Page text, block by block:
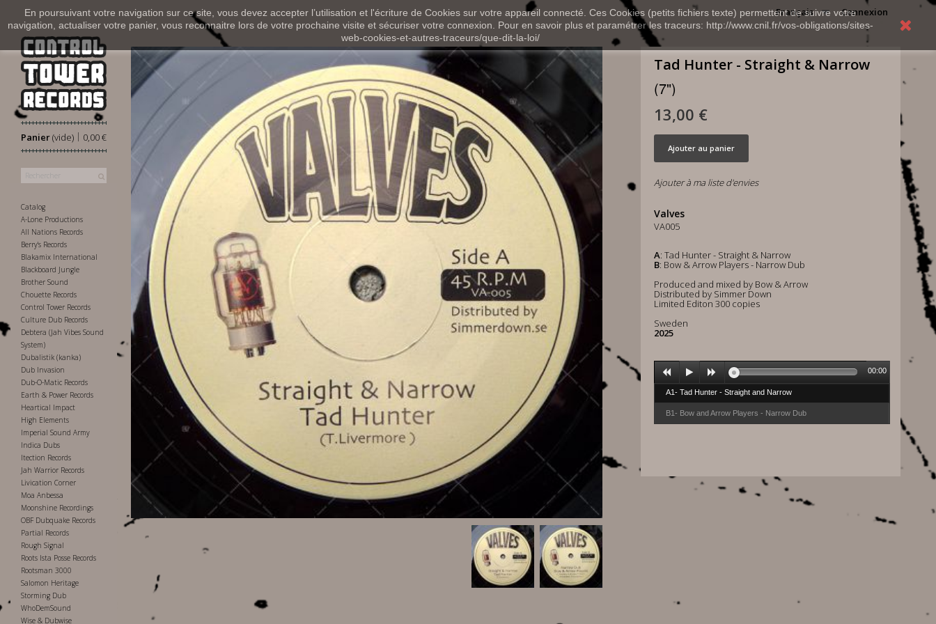
En poursuivant votre navigation sur ce site, vous devez accepter l’utilisation et l'écriture de Cookies sur votre appareil connecté. Ces Cookies (petits fichiers texte) permettent de suivre votre
navigation, actualiser votre panier, vous reconnaitre lors de votre prochaine visite et sécuriser votre connexion. Pour en savoir plus et paramétrer les traceurs: http://www.cnil.fr/vos-obligations/sites-
web-cookies-et-autres-traceurs/que-dit-la-loi/
Connexion
Français
Panier 0,00 €
|
(vide)
Catalog
A-Lone Productions
All Nations Records
Berry's Records
Blakamix International
Blackboard Jungle
Brother Sound
Chouette Records
Control Tower Records
Culture Dub Records
Debtera (Jah Vibes Sound
System)
Dubalistik (kanka)
Dub Invasion
Dub-O-Matic Records
Earth & Power Records
Heartical Impact
High Elements
Imperial Sound Army
Indica Dubs
Itection Records
Jah Warrior Records
Livication Corner
Moa Anbessa
Moonshine Recordings
OBF Dubquake Records
Partial Records
Rough Signal
Roots Ista Posse Records
Rootsman 3000
Salomon Heritage
Storming Dub
WhoDemSound
Wise & Dubwise
Tad Hunter - Straight & Narrow
(7")
13,00 €
Ajouter au panier
Ajouter à ma liste d'envies
Valves
VA005
A: Tad Hunter - Straight & Narrow
B: Bow & Arrow Players - Narrow Dub
Produced and mixed by Bow & Arrow
Distributed by Simmer Down
Limited Editon 300 copies
Sweden
2025
A1- Tad Hunter - Straight and Narrow
B1- Bow and Arrow Players - Narrow Dub
00:00